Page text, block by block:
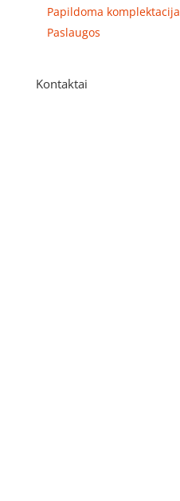
Papildoma komplektacija
Paslaugos
Kontaktai